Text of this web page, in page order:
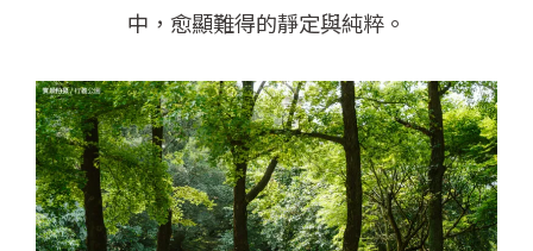
中， 愈顯難得的靜定與純粹。